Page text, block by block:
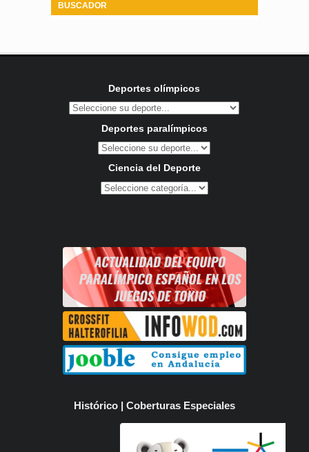
BUSCADOR
Deportes olímpicos
Deportes paralímpicos
Ciencia del Deporte
Histórico | Coberturas Especiales